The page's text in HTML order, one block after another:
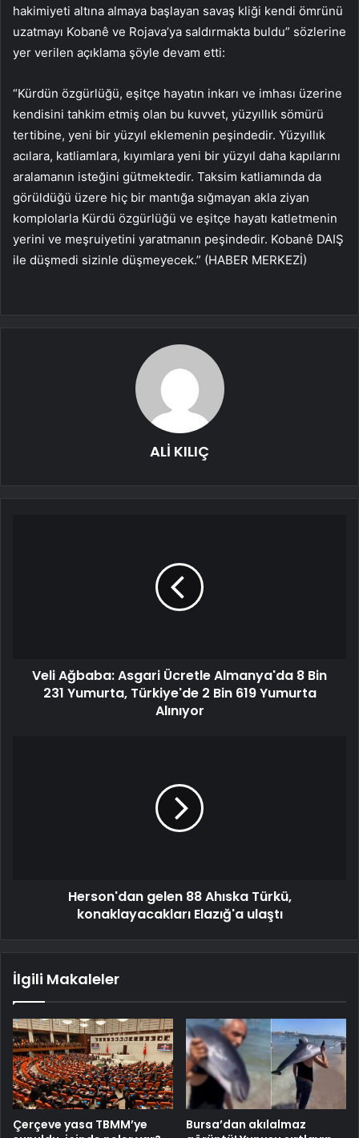
hakimiyeti altına almaya başlayan savaş kliği kendi ömrünü
uzatmayı Kobanê ve Rojava’ya saldırmakta buldu” sözlerine
yer verilen açıklama şöyle devam etti:
“Kürdün özgürlüğü, eşitçe hayatın inkarı ve imhası üzerine
kendisini tahkim etmiş olan bu kuvvet, yüzyıllık sömürü
tertibine, yeni bir yüzyıl eklemenin peşindedir. Yüzyıllık
acılara, katliamlara, kıyımlara yeni bir yüzyıl daha kapılarını
aralamanın isteğini gütmektedir. Taksim katliamında da
görüldüğü üzere hiç bir mantığa sığmayan akla ziyan
komplolarla Kürdü özgürlüğü ve eşitçe hayatı katletmenin
yerini ve meşruiyetini yaratmanın peşindedir. Kobanê DAIŞ
ile düşmedi sizinle düşmeyecek.” (HABER MERKEZİ)
ALİ KILIÇ
Veli Ağbaba: Asgari Ücretle Almanya'da 8 Bin
231 Yumurta, Türkiye'de 2 Bin 619 Yumurta
Alınıyor
Herson'dan gelen 88 Ahıska Türkü,
konaklayacakları Elazığ'a ulaştı
İlgili Makaleler
Çerçeve yasa TBMM’ye
Bursa’dan akılalmaz